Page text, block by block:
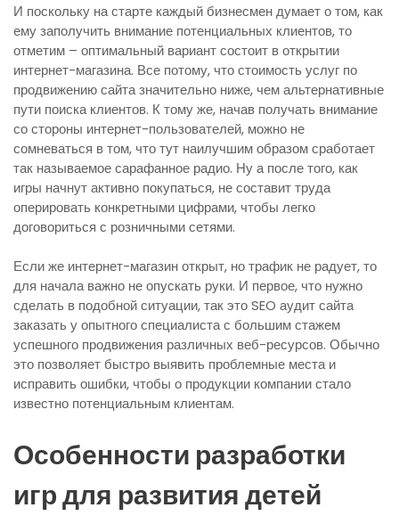
И поскольку на старте каждый бизнесмен думает о том, как
ему заполучить внимание потенциальных клиентов, то
отметим – оптимальный вариант состоит в открытии
интернет-магазина. Все потому, что стоимость услуг по
продвижению сайта значительно ниже, чем альтернативные
пути поиска клиентов. К тому же, начав получать внимание
со стороны интернет-пользователей, можно не
сомневаться в том, что тут наилучшим образом сработает
так называемое сарафанное радио. Ну а после того, как
игры начнут активно покупаться, не составит труда
оперировать конкретными цифрами, чтобы легко
договориться с розничными сетями.
Если же интернет-магазин открыт, но трафик не радует, то
для начала важно не опускать руки. И первое, что нужно
сделать в подобной ситуации, так это SEO аудит сайта
заказать у опытного специалиста с большим стажем
успешного продвижения различных веб-ресурсов. Обычно
это позволяет быстро выявить проблемные места и
исправить ошибки, чтобы о продукции компании стало
известно потенциальным клиентам.
Особенности разработки
игр для развития детей